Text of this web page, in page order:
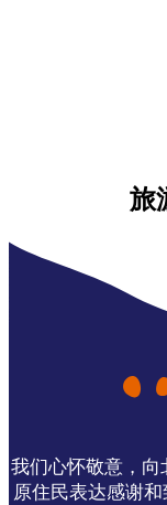
旅
我们心怀敬意，
原住民表达感谢